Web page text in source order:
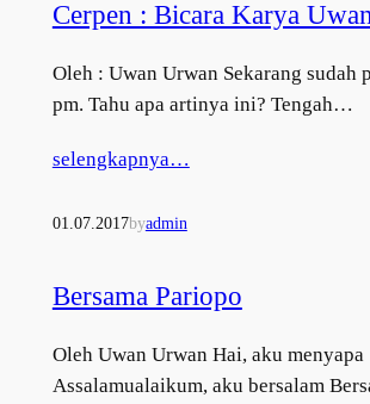
Cerpen : Bicara Karya
Oleh : Uwan Urwan Sekarang sudah
pm. Tahu apa artinya ini? Tengah…
selengkapnya…
01.07.2017byadmin
Bersama Pariopo
Oleh Uwan Urwan Hai, aku menyapa
Assalamualaikum, aku bersalam